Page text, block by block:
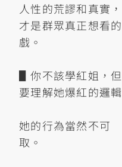
人性的荒謬和真實，
才是群眾真正想看的
戲。
▋你不該學紅姐，但
要理解她爆紅的邏輯
她的行為當然不可
取。